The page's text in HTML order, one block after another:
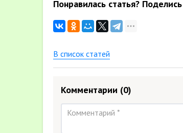
Понравилась статья?
В список статей
Комментарии (0)